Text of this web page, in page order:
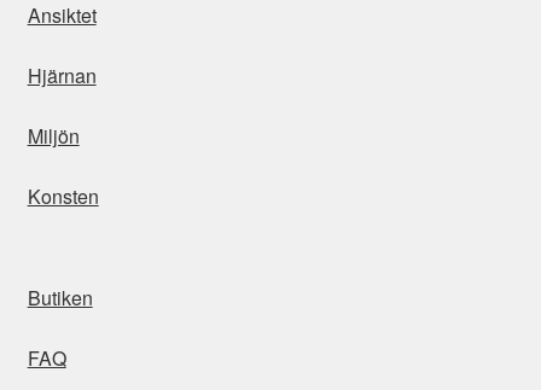
Ansiktet
Hjärnan
Miljön
Konsten
Butiken
FAQ